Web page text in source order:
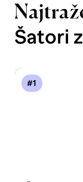
Šatori
#1